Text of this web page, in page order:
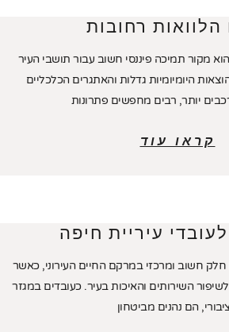
רחובות
מקור תמיכה פיננסי חשוב עבור תושבי העיר
היומיומיות גדלות והאתגרים הכלכליים
יותר, רבים מחפשים פתרונות
קראו עוד
עיריית חיפה
חלק חשוב ומרכזי במרקם החיים העירוני, כאשר
השירותים והאיכות בעיר. כעובדים במגזר
הם נהנים מביטחון